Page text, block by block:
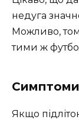
недуга
Можливо,
тими ж
Якщо